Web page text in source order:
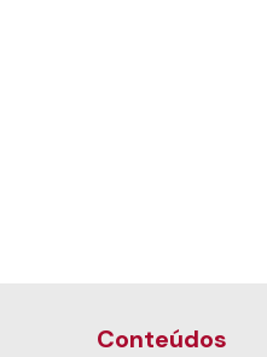
Conteúdos